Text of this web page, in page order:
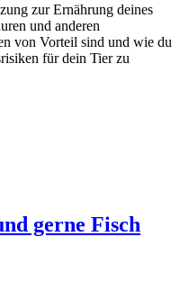
zur Ernährung deines
und anderen
von Vorteil sind und wie du
für dein Tier zu
gerne Fisch